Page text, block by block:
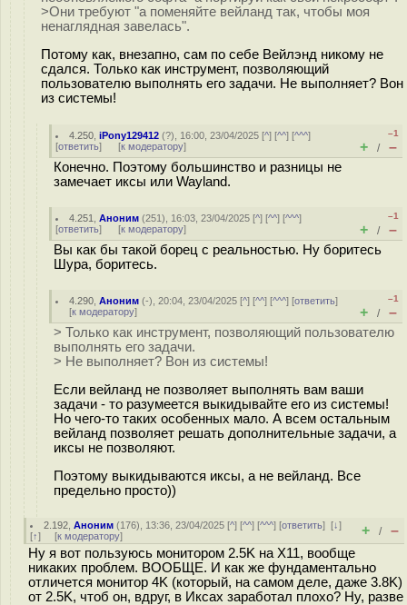
>Они требуют "а поменяйте вейланд так, чтобы моя
ненаглядная завелась".
Потому как, внезапно, сам по себе Вейлэнд никому не
сдался. Только как инструмент, позволяющий
пользователю выполнять его задачи. Не выполняет? Вон
из системы!
4.250 ,iPony129412 (?), 16:00, 23/04/2025 [^] [^^] [^^^]
[ответить] [к модератору]
–1
+ / –
Конечно. Поэтому большинство и разницы не
замечает иксы или Wayland.
4.251 ,Аноним (251), 16:03, 23/04/2025 [^] [^^] [^^^]
[ответить] [к модератору]
–1
+ / –
Вы как бы такой борец с реальностью. Ну боритесь
Шура, боритесь.
4.290 ,Аноним (-), 20:04, 23/04/2025 [^] [^^] [^^^] [ответить]
[к модератору]
–1
+ / –
> Только как инструмент, позволяющий пользователю
выполнять его задачи.
> Не выполняет? Вон из системы!
Если вейланд не позволяет выполнять вам ваши
задачи - то разумеется выкидывайте его из системы!
Но чего-то таких особенных мало. А всем остальным
вейланд позволяет решать дополнительные задачи, а
иксы не позволяют.
Поэтому выкидываются иксы, а не вейланд. Все
предельно просто))
2.192 ,Аноним (176), 13:36, 23/04/2025 [^] [^^] [^^^] [ответить][↓]
[↑] [к модератору] + / –
Ну я вот пользуюсь монитором 2.5K на X11, вообще
никаких проблем. ВООБЩЕ. И как же фундаментально
отличется монитор 4K (который, на самом деле, даже 3.8K)
от 2.5K, чтоб он, вдруг, в Иксах заработал плохо? Ну, разве